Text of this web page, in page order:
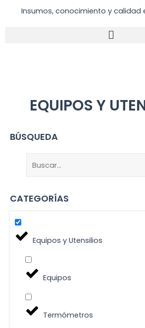
Insumos, conocimiento y calidad
EQUIPOS Y
BÚSQUEDA
CATEGORÍAS
Equipos y Utensilios
Equipos
Termómetros